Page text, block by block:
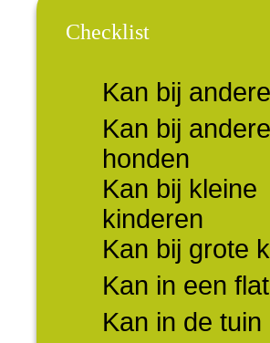
Checklist
Kan bij
Kan bij andere
honden
Kan bij kleine
kinderen
Kan bij grote
Kan in een flat
Kan in de tuin